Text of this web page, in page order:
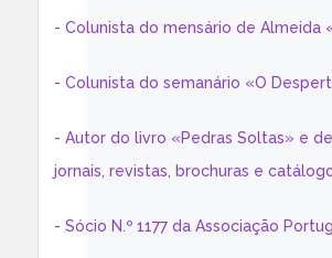
- Colunista do mensário de Almeida
- Colunista do semanário «O
- Autor do livro «Pedras Soltas» e
jornais, revistas, brochuras e
- Sócio N.º 1177 da Associação